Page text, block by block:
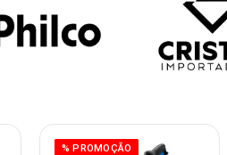
% PROMOÇÃO